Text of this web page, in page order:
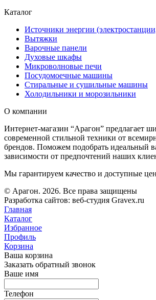
Каталог
Источники энергии
Вытяжки
Варочные панели
Духовые шкафы
Микроволновые печи
Посудомоечные машины
Стиральные и сушильные машины
Холодильники и морозильники
О компании
Интернет-магазин “Арагон” предлагает
современной стильной техники от
брендов. Поможем подобрать идеальный
зависимости от предпочтений наших
Мы гарантируем качество и доступные
© Арагон. 2026. Все права защищены
Разработка сайтов: веб-студия Gravex.ru
Главная
Каталог
Избранное
Профиль
Корзина
Ваша корзина
Заказать обратный звонок
Ваше имя
Телефон